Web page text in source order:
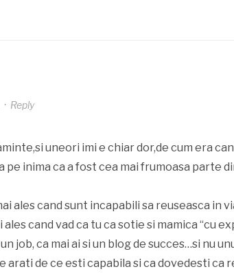
· Reply
uneori imi e chiar dor,de cum era
pe inima ca a fost cea mai frumoasa parte
ales cand sunt incapabili sa reuseasca in
cand vad ca tu ca sotie si mamica “cu
job, ca mai ai si un blog de succes…si nu
arati de ce esti capabila si ca dovedesti ca